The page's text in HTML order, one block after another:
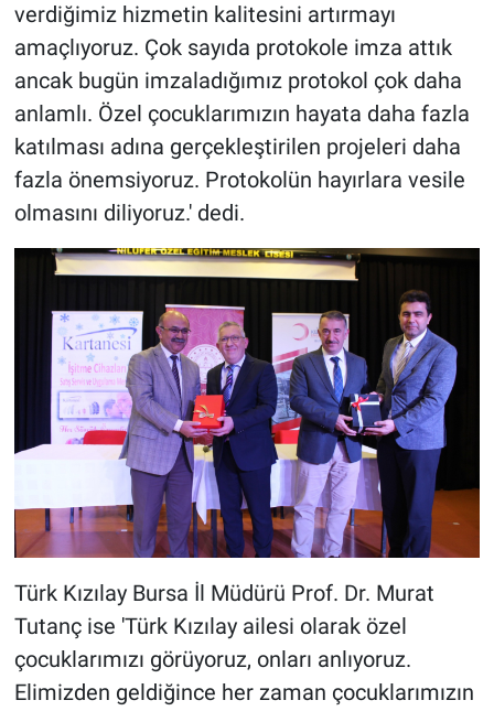
verdiğimiz hizmetin kalitesini artırmayı
amaçlıyoruz. Çok sayıda protokole imza attık
ancak bugün imzaladığımız protokol çok daha
anlamlı. Özel çocuklarımızın hayata daha fazla
katılması adına gerçekleştirilen projeleri daha
fazla önemsiyoruz. Protokolün hayırlara vesile
olmasını diliyoruz.' dedi.
Türk Kızılay Bursa İl Müdürü Prof. Dr. Murat
Tutanç ise 'Türk Kızılay ailesi olarak özel
çocuklarımızı görüyoruz, onları anlıyoruz.
Elimizden geldiğince her zaman çocuklarımızın